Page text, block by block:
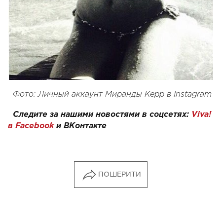
Фото: Личный аккаунт Миранды Керр в Instagram
Следите за нашими новостями в соцсетях: Viva!
в Facebookи ВКонтакте
ПОШЕРИТИ